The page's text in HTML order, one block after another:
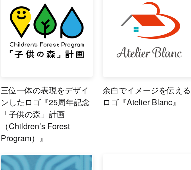
三位一体の表現をデザイ
ンしたロゴ『25周年記念
「子供の森」計画
（Children’s Forest
Program）』
余白でイメージを伝える
ロゴ『Atelier Blanc』